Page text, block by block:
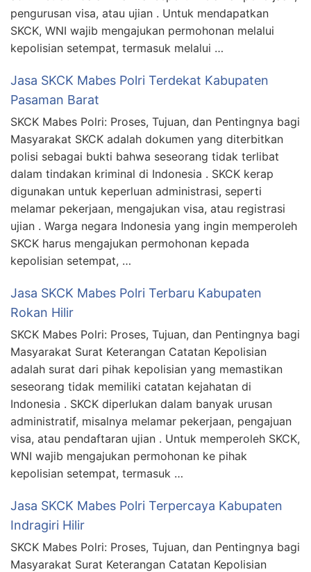
pengurusan visa, atau ujian . Untuk mendapatkan
SKCK, WNI wajib mengajukan permohonan melalui
kepolisian setempat, termasuk melalui …
Jasa SKCK Mabes Polri Terdekat Kabupaten
Pasaman Barat
SKCK Mabes Polri: Proses, Tujuan, dan Pentingnya bagi
Masyarakat SKCK adalah dokumen yang diterbitkan
polisi sebagai bukti bahwa seseorang tidak terlibat
dalam tindakan kriminal di Indonesia . SKCK kerap
digunakan untuk keperluan administrasi, seperti
melamar pekerjaan, mengajukan visa, atau registrasi
ujian . Warga negara Indonesia yang ingin memperoleh
SKCK harus mengajukan permohonan kepada
kepolisian setempat, …
Jasa SKCK Mabes Polri Terbaru Kabupaten
Rokan Hilir
SKCK Mabes Polri: Proses, Tujuan, dan Pentingnya bagi
Masyarakat Surat Keterangan Catatan Kepolisian
adalah surat dari pihak kepolisian yang memastikan
seseorang tidak memiliki catatan kejahatan di
Indonesia . SKCK diperlukan dalam banyak urusan
administratif, misalnya melamar pekerjaan, pengajuan
visa, atau pendaftaran ujian . Untuk memperoleh SKCK,
WNI wajib mengajukan permohonan ke pihak
kepolisian setempat, termasuk …
Jasa SKCK Mabes Polri Terpercaya Kabupaten
Indragiri Hilir
SKCK Mabes Polri: Proses, Tujuan, dan Pentingnya bagi
Masyarakat Surat Keterangan Catatan Kepolisian